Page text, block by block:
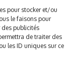
pour stocker et/ou
le faisons pour
des publicités
de traiter des
les ID uniques sur ce
de cookies
de confidentialité
légales